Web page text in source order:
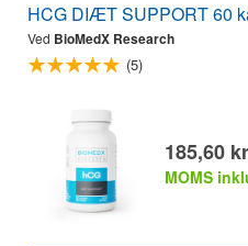
HCG DIÆT SUPPORT 60
Ved BioMedX Research
(5)
185,60
MOMS